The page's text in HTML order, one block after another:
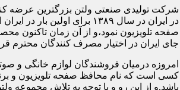
شرکت تولیدی صنعتی ولتن بزرگترین عرضه
در ایران در سال ۱۳۸۹ برای اولین
صفحه تلویزیون نمود،و از آن زمان تاکنون
جای ایران در اختیار مصرف کنندگان محترم
امروزه درمیان فروشندگان لوازم خانگی و
کسی است که نام محافظ صفحه تلویزیون و
باشد.و از این رو و با توجه به تلاش مجموعه